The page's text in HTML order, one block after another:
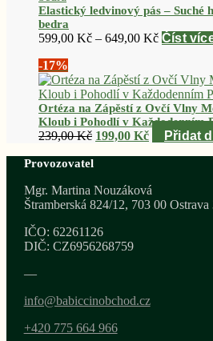
Elastický ledvinový pás – Suché
bedra
599,00 Kč – 649,00 KčRozpětí
až
649,00 Kč
Číst
-17%
Ortéza na Zápěstí z Ovčí Vlny
Kloub i Pohodlí v Každodenním
239,00Kč Původní
199,00 KčAktuální
Přidat
Provozovatel
Mgr. Martina Nouzáková
Štramberská 824/12, 703 00 Ostrava
IČO: 62261126
DIČ: CZ6956268759
—
info@babiccinobchod.cz
+420 775 664 966